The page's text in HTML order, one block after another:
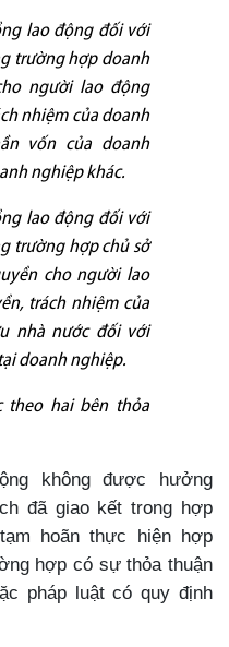
lao động đối với
trường hợp doanh
người lao động
nhiệm của doanh
vốn của doanh
nghiệp khác.
lao động đối với
trường hợp chủ sở
cho người lao
trách nhiệm của
nhà nước đối với
doanh nghiệp.
theo hai bên thỏa
không được hưởng
đã giao kết trong hợp
hoãn thực hiện hợp
hợp có sự thỏa thuận
pháp luật có quy định